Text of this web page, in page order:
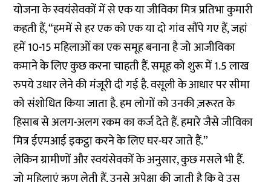
योजना के स्वयंसेवकों में से एक या जीविका मित्र प्रतिभा कुमारी
कहती हैं, “हममें से हर एक को एक या दो गांव सौंपे गए हैं, जहां
हमें 10-15 महिलाओं का एक समूह बनाना है जो आजीविका
कमाने के लिए कुछ करना चाहती हैं. समूह को शुरू में 1.5 लाख
रुपये उधार लेने की मंजूरी दी गई है. वसूली के आधार पर सीमा
को संशोधित किया जाता है. हम लोगों को उनकी ज़रूरत के
हिसाब से अलग-अलग रकम का कर्ज देते हैं. हमारे जैसे जीविका
मित्र ईएमआई इकट्ठा करने के लिए घर-घर जाते हैं.”
लेकिन ग्रामीणों और स्वयंसेवकों के अनुसार, कुछ मसले भी हैं.